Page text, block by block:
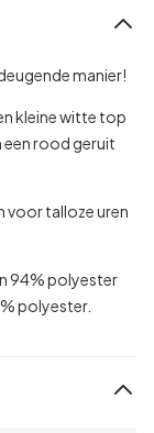
manier!
kleine witte top
een rood geruit
voor talloze uren
94% polyester
polyester.